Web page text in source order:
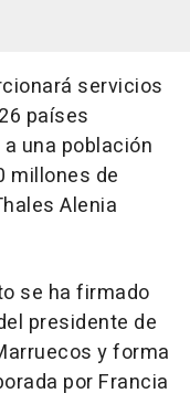
servicios
países
una población
millones de
Alenia
se ha firmado
presidente de
y forma
por Francia